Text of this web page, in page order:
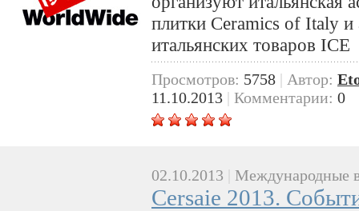
плитки Ceramics of Italy
итальянских товаров ICE
Просмотров: 5758 | Автор:
11.10.2013 | Комментарии: 0
02.10.2013 Международные
Cersaie 2013.